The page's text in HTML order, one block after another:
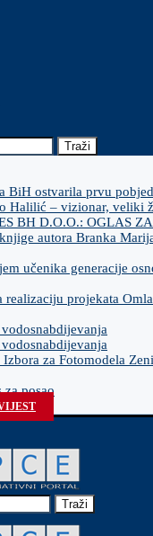
Traži
BiH ostvarila prvu
Halilić – vizionar, veliki
BH D.O.O.: OGLAS
autora Branka
učenika generacije
realizaciju projekata
za Fotomodela
posao
Traži